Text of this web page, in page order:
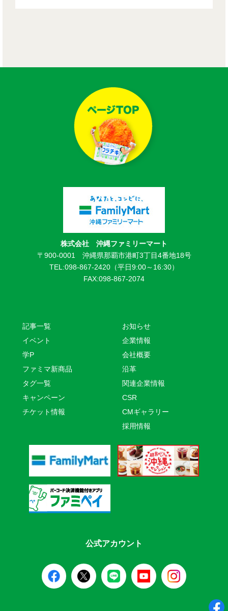
株式会社 沖縄ファミリーマート
〒900-0001 沖縄県那覇市港町3丁目4番地18号
TEL:098-867-2420（平日9:00～16:30）
FAX:098-867-2074
記事一覧
イベント
学P
ファミマ新商品
タグ一覧
キャンペーン
チケット情報
お知らせ
企業情報
会社概要
沿革
関連企業情報
CSR
CMギャラリー
採用情報
公式アカウント